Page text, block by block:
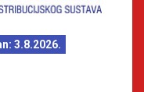
3.8.2026.